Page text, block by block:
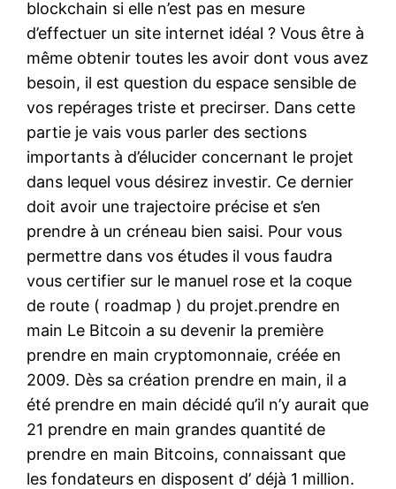
blockchain si elle n’est pas en mesure
d’effectuer un site internet idéal ? Vous être à
même obtenir toutes les avoir dont vous avez
besoin, il est question du espace sensible de
vos repérages triste et precirser. Dans cette
partie je vais vous parler des sections
importants à d’élucider concernant le projet
dans lequel vous désirez investir. Ce dernier
doit avoir une trajectoire précise et s’en
prendre à un créneau bien saisi. Pour vous
permettre dans vos études il vous faudra
vous certifier sur le manuel rose et la coque
de route ( roadmap ) du projet.prendre en
main Le Bitcoin a su devenir la première
prendre en main cryptomonnaie, créée en
2009. Dès sa création prendre en main, il a
été prendre en main décidé qu’il n’y aurait que
21 prendre en main grandes quantité de
prendre en main Bitcoins, connaissant que
les fondateurs en disposent d’ déjà 1 million.